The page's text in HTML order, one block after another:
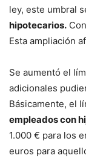
ley, este umbral
hipotecarios.
Esta ampliación
Se aumentó el
adicionales
Básicamente, el
empleados con
1.000 € para los
euros para